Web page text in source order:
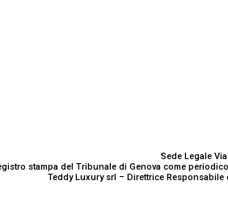
Sede Legale
stampa del Tribunale di Genova come
Teddy Luxury srl – Direttrice Responsabile